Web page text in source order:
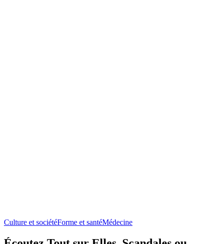
Culture et sociétéForme et santéMédecine